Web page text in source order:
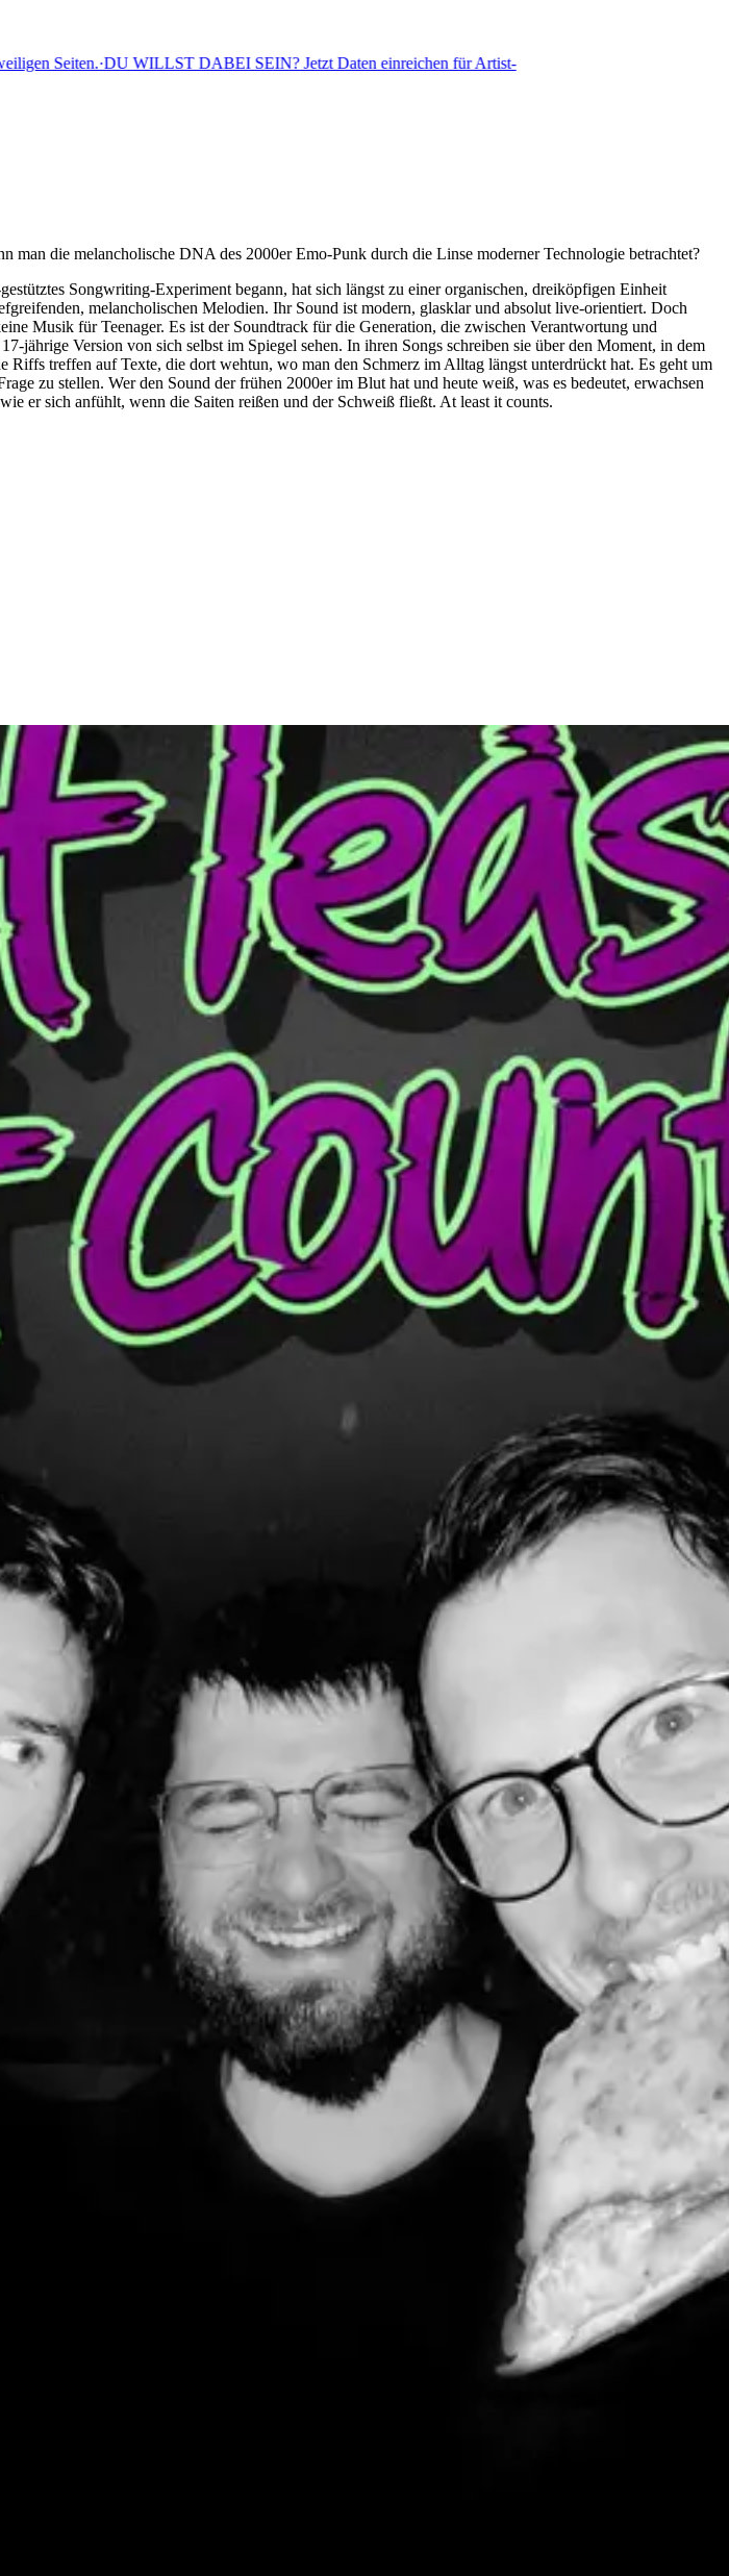
·DU WILLST DABEI SEIN? Jetzt Daten einreichen für Artist-
die melancholische DNA des 2000er Emo-Punk durch die Linse moderner Technologie betrachtet?
Songwriting-Experiment begann, hat sich längst zu einer organischen, dreiköpfigen Einheit
melancholischen Melodien. Ihr Sound ist modern, glasklar und absolut live-orientiert. Doch
Musik für Teenager. Es ist der Soundtrack für die Generation, die zwischen Verantwortung und
jährige Version von sich selbst im Spiegel sehen. In ihren Songs schreiben sie über den Moment, in dem
treffen auf Texte, die dort wehtun, wo man den Schmerz im Alltag längst unterdrückt hat. Es geht um
zu stellen. Wer den Sound der frühen 2000er im Blut hat und heute weiß, was es bedeutet, erwachsen
er sich anfühlt, wenn die Saiten reißen und der Schweiß fließt. At least it counts.